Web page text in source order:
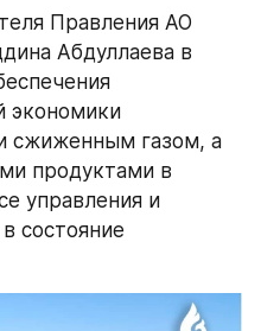
Правления АО
Абдуллаева в
экономики
сжиженным газом, а
продуктами в
управления и
состояние